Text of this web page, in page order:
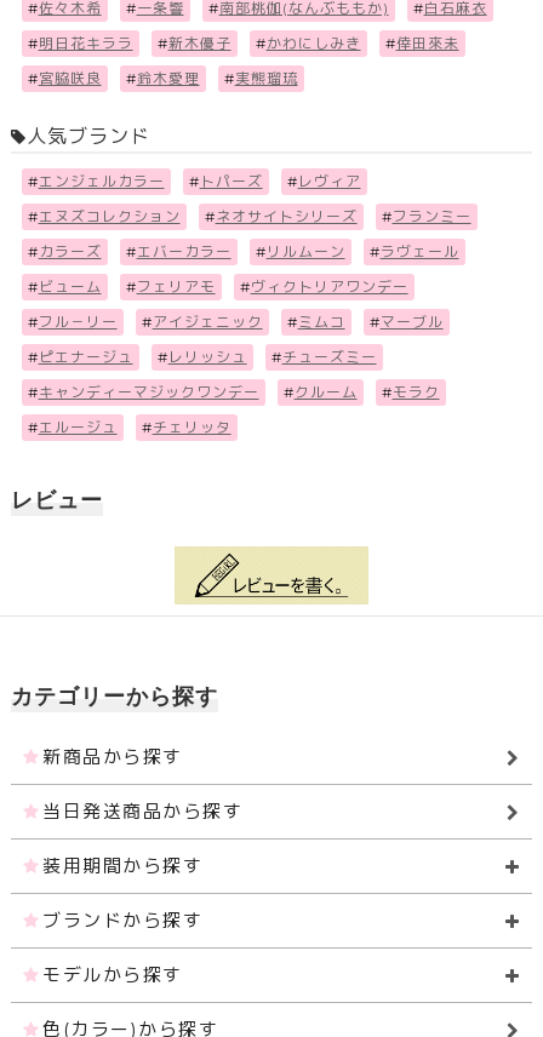
#佐々木希 #一条響 #南部桃伽(なんぶももか) #白石麻衣
#明日花キララ #新木優子 #かわにしみき #倖田來未
#宮脇咲良 #鈴木愛理 #実熊瑠琉
人気ブランド
#エンジェルカラー # トパーズ # レヴィア
#エヌズコレクション #ネオサイトシリーズ #フランミー
# カラーズ #エバーカラー # リルムーン #ラヴェール
# ビューム #フェリアモ #ヴィクトリアワンデー
#フル－リー #アイジェニック #ミムコ #マーブル
# ピエナージュ # レリッシュ #チューズミー
#キャンディーマジックワンデー #クルーム #モラク
#エルージュ #チェリッタ
レビュー
カテゴリーから探す
新商品から探す
当日発送商品から探す
装用期間から探す
ブランドから探す
モデルから探す
色(カラー)から探す